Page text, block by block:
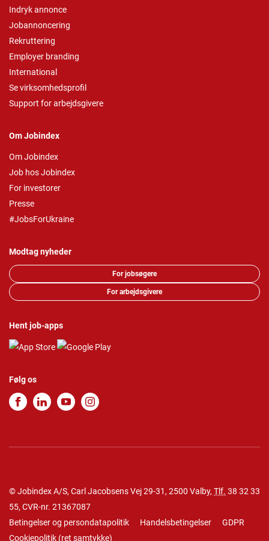
Indryk annonce
Jobannoncering
Rekruttering
Employer branding
International
Se virksomhedsprofil
Support for arbejdsgivere
Om Jobindex
Om Jobindex
Job hos Jobindex
For investorer
Presse
#JobsForUkraine
Modtag nyheder
For jobsøgere
For arbejdsgivere
Hent job-apps
Følg os
© Jobindex A/S, Carl Jacobsens Vej 29-31, 2500 Valby, Tlf. 38 32 33
55, CVR-nr. 21367087
Betingelser og persondatapolitik
Handelsbetingelser
GDPR
Cookiepolitik (ret samtykke)